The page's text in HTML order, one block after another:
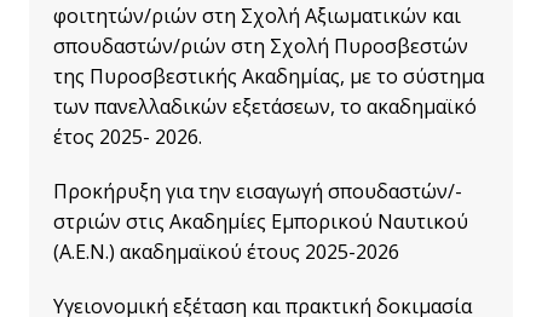
φοιτητών/ριών στη Σχολή Αξιωματικών και
σπουδαστών/ριών στη Σχολή Πυροσβεστών
της Πυροσβεστικής Ακαδημίας, με το σύστημα
των πανελλαδικών εξετάσεων, το ακαδημαϊκό
έτος 2025- 2026.
Προκήρυξη για την εισαγωγή σπουδαστών/-
στριών στις Ακαδημίες Εμπορικού Ναυτικού
(Α.Ε.Ν.) ακαδημαϊκού έτους 2025-2026
Υγειονομική εξέταση και πρακτική δοκιμασία